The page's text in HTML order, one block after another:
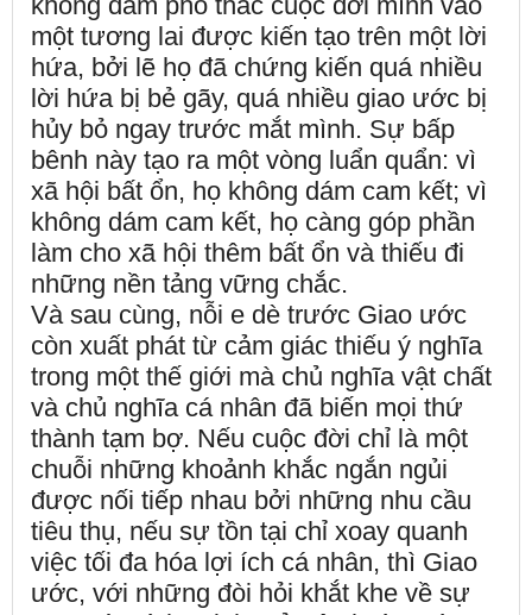
một tương lai được kiến tạo trên một lời
hứa, bởi lẽ họ đã chứng kiến quá nhiều
lời hứa bị bẻ gãy, quá nhiều giao ước bị
hủy bỏ ngay trước mắt mình. Sự bấp
bênh này tạo ra một vòng luẩn quẩn: vì
xã hội bất ổn, họ không dám cam kết; vì
không dám cam kết, họ càng góp phần
làm cho xã hội thêm bất ổn và thiếu đi
những nền tảng vững chắc.
Và sau cùng, nỗi e dè trước Giao ước
còn xuất phát từ cảm giác thiếu ý nghĩa
trong một thế giới mà chủ nghĩa vật chất
và chủ nghĩa cá nhân đã biến mọi thứ
thành tạm bợ. Nếu cuộc đời chỉ là một
chuỗi những khoảnh khắc ngắn ngủi
được nối tiếp nhau bởi những nhu cầu
tiêu thụ, nếu sự tồn tại chỉ xoay quanh
việc tối đa hóa lợi ích cá nhân, thì Giao
ước, với những đòi hỏi khắt khe về sự